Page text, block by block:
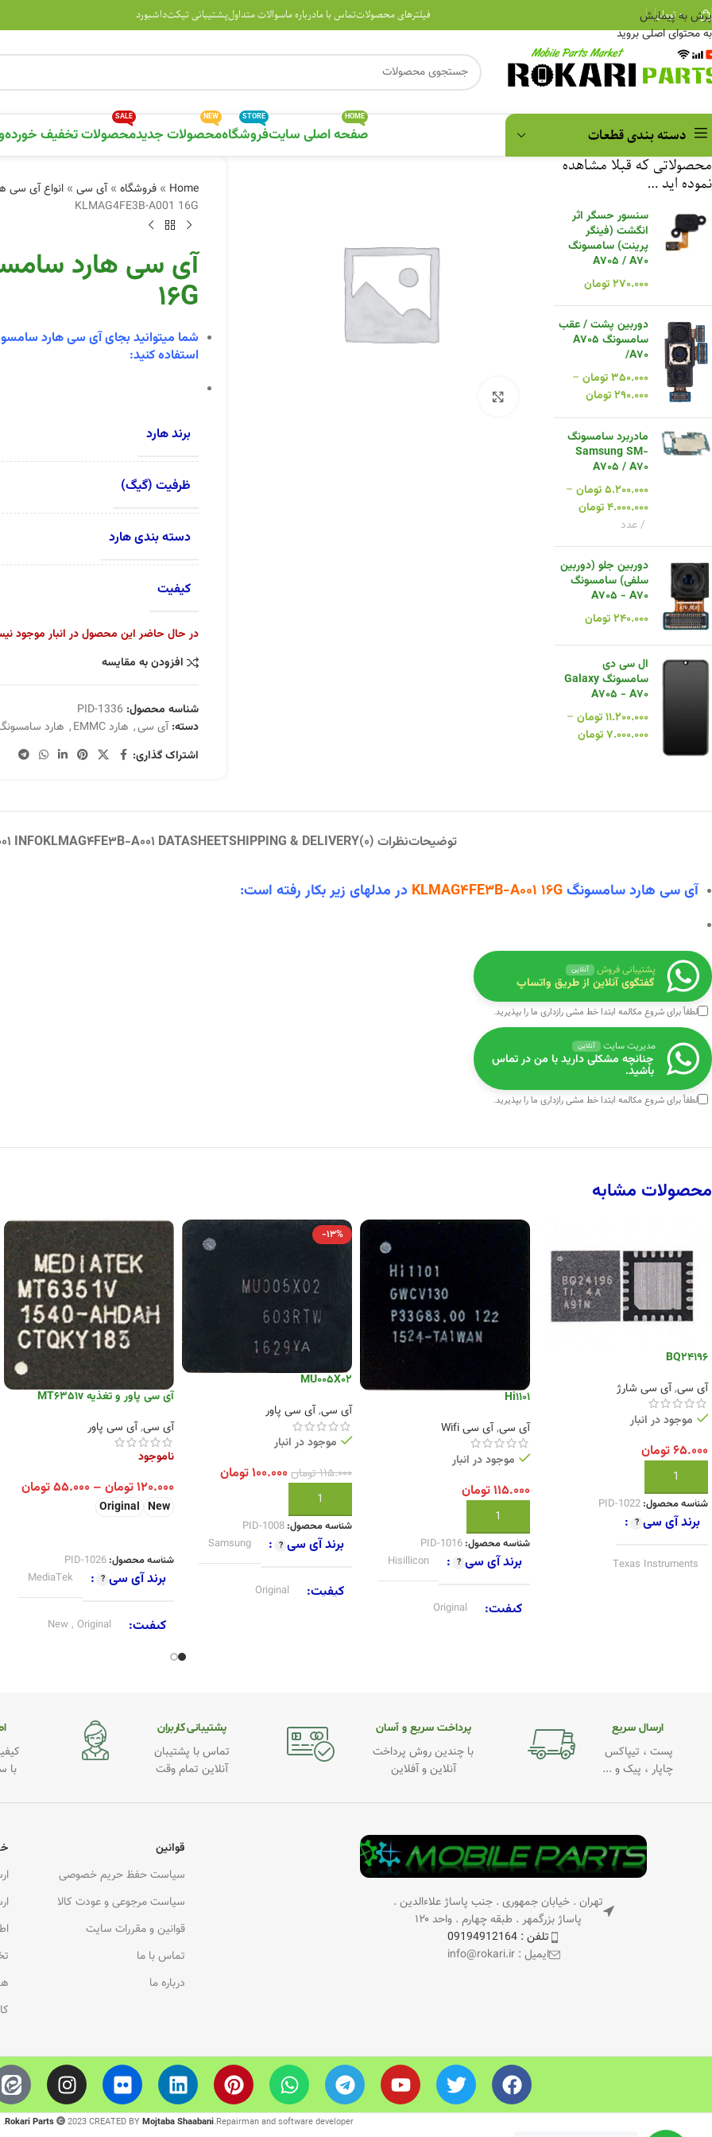
پرش به پیمایش
به محتوای اصلی بروید
۰تومان فیلترهای محصولاتتماس با مادرباره ماسوالات متداولپشتیبانی تیکتداشبورد
دسته بندی قطعات صفحه اصلی سایت
HOME
فروشگاه
STORE
محصولات جدید
NEW
محصولات تخفیف خورده
SALE
محصولاتی که قبلا مشاهده
نموده اید …
سنسور حسگر اثر
انگشت (فینگر
پرینت) سامسونگ
A705 / A70
۲۷۰.۰۰۰تومان
دوربین پشت / عقب
سامسونگ A705
/A70
۳۵۰.۰۰۰تومان –
۲۹۰.۰۰۰تومان
مادربرد سامسونگ
Samsung SM-
A705 / A70
۵.۲۰۰.۰۰۰تومان –
۴.۰۰۰.۰۰۰تومان
عدد
دوربین جلو (دوربین
سلفی) سامسونگ
A705 - A70
۲۴۰.۰۰۰تومان
ال سی دی
سامسونگ Galaxy
A705 - A70
۱۱.۲۰۰.۰۰۰تومان –
۷.۰۰۰.۰۰۰تومان
Home
» فروشگاه»آی سی» انواع آی سی
KLMAG4FE3B-A001 16G
16G
شما میتوانید بجای آی سی هارد
استفاده کنید:
برند هارد
ظرفیت (گیگ)
دسته بندی هارد
کیفیت
در حال حاضر این محصول در انبار موجود
افزودن به مقایسه
شناسه محصول: PID-1336
دسته: آی سی, هارد EMMC , هارد
اشتراک گذاری:
توضیحاتنظرات (0) SHIPPING & DELIVERY
KLMAG4FE3B-A001 DATASHEET
INFO
آی سی هارد سامسونگKLMAG4FE3B-A001 16G درمدلهای زیر بکار رفته است:
پشتیبانی فروش آنلاین
گفتگوی آنلاین از طریق واتساپ
لطفاً برای شروع مکالمه ابتداخط مشی رازداری ما را بپذیرید.
مدیریت سایت آنلاین
چنانچه مشکلی دارید با من در تماس
باشید.
لطفاً برای شروع مکالمه ابتداخط مشی رازداری ما را بپذیرید.
محصولات مشابه
BQ24196
آی سی,آی سی شارژ
موجود در انبار
۶۵.۰۰۰تومان
افزودن به سبد خرید
شناسه محصول: PID-1022
برند آی سی
Texas Instruments
Hi1101
آی سی,آی سی Wifi
موجود در انبار
۱۱۵.۰۰۰تومان
افزودن به سبد خرید
شناسه محصول: PID-1016
برند آی سی Hisillicon
کیفیت Original
-13%
MU005X02
آی سی,آی سی پاور
موجود در انبار
۱۱۵.۰۰۰تومان ۱۰۰.۰۰۰تومان
افزودن به سبد خرید
شناسه محصول: PID-1008
برند آی سی Samsung
کیفیت Original
آی سی پاور و تغذیه MT6351v
آی سی,آی سی پاور
ناموجود
۱۲۰.۰۰۰تومان – ۵۵.۰۰۰تومان
New
Original
شناسه محصول: PID-1026
برند آی سی MediaTek
کیفیت New, Original
ارسال سریع
پست ، تیپاکس
چاپار ، پیک و ...
پرداخت سریع و آسان
با چندین روش پرداخت
آنلاین و آفلاین
پشتیبانی کاربران
تماس با پشتیبان
آنلاین تمام وقت
با
تهران . خیابان جمهوری . جنب پاساژ علاءالدین .
پاساژ بزرگمهر . طبقه چهارم . واحد ۱۲۰
تلفن : 09194912164
ایمیل : info@rokari.ir
قوانین
سیاست حفظ حریم خصوصی
سیاست مرجوعی و عودت کالا
قوانین و مقررات سایت
تماس با ما
درباره ما
Rokari Parts 2023 CREATED BYMojtaba Shaabani.Repairman and software developer.